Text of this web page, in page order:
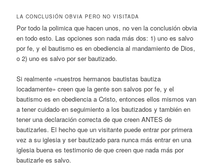
LA CONCLUSIÓN OBVIA PERO NO VISITADA
Por todo la polimica que hacen unos, no ven la conclusión obvia
en todo esto. Las opciones son nada más dos: 1) uno es salvo
por fe, y el bautismo es en obediencia al mandamiento de Dios,
o 2) uno es salvo por ser bautizado.
Si realmente «nuestros hermanos bautistas bautiza
locadamente» creen que la gente son salvos por fe, y el
bautismo es en obediencia a Cristo, entonces ellos mismos van
a tener cuidado en seguimiento a los bautizados y también en
tener una declaración correcta de que creen ANTES de
bautizarles. El hecho que un visitante puede entrar por primera
vez a su iglesia y ser bautizado para nunca más entrar en una
iglesia buena es testimonio de que creen que nada más por
bautizarle es salvo.